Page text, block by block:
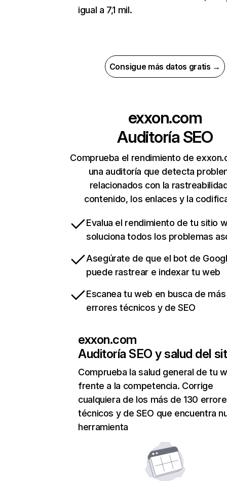
igual a 7,1 mil.
Consigue más datos gratis →
exxon.com
Auditoría SEO
Comprueba el rendimiento de
una auditoría que detecta
relacionados con la
contenido, los enlaces y la
Evalua el rendimiento de tu sitio
soluciona todos los problemas
Asegúrate de que el bot de
puede rastrear e indexar tu web
Escanea tu web en busca de
errores técnicos y de SEO
exxon.com
Auditoría SEO y salud del
Comprueba la salud general de tu
frente a la competencia. Corrige
cualquiera de los más de 130
técnicos y de SEO que encuentra
herramienta